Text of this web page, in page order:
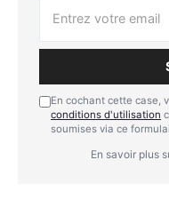
En cochant cette case,
conditions d'utilisation
soumises via ce
En savoir plus